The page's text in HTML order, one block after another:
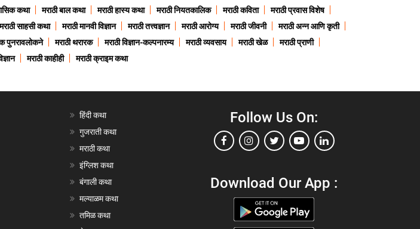
कथा मराठी बाल कथा मराठी हास्य कथा मराठी नियतकालिक मराठी कविता
मराठी प्रवास विशेष
मराठी साहसी कथा मराठी मानवी विज्ञान मराठी तत्त्वज्ञान मराठी आरोग्य मराठी जीवनी
मराठी अन्न आणि कृती
पुनरावलोकने मराठी थरारक मराठी विज्ञान-कल्पनारम्य मराठी व्यवसाय मराठी खेळ
मराठी प्राणी
मराठी काहीही मराठी क्राइम कथा
हिंदी कथा
गुजराती कथा
मराठी कथा
इंग्लिश कथा
बंगाली कथा
मल्याळम कथा
तमिळ कथा
Follow Us On:
Download Our App :